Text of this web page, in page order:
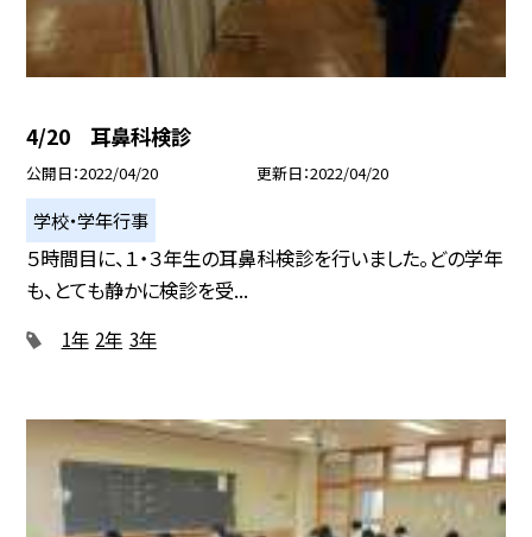
4/20 耳鼻科検診
公開日 2022/04/20 更新日 2022/04/20
学校・学年行事
５時間目に、１・３年生の耳鼻科検診を行いました。どの学年
も、とても静かに検診を受...
1年 2年 3年